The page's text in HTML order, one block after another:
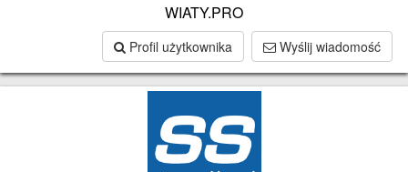
WIATY.PRO
Profil użytkownika Wyślij wiadomość